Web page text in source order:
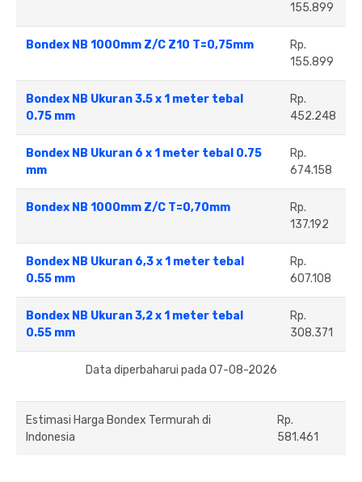
155.899
Bondex NB 1000mm Z/C Z10 T=0,75mm
Rp.
155.899
Bondex NB Ukuran 3.5 x 1 meter tebal
0.75 mm
Rp.
452.248
Bondex NB Ukuran 6 x 1 meter tebal 0.75
mm
Rp.
674.158
Bondex NB 1000mm Z/C T=0,70mm
Rp.
137.192
Bondex NB Ukuran 6,3 x 1 meter tebal
0.55 mm
Rp.
607.108
Bondex NB Ukuran 3,2 x 1 meter tebal
0.55 mm
Rp.
308.371
Data diperbaharui pada 07-08-2026
Estimasi Harga Bondex Termurah di
Indonesia
Rp.
581.461